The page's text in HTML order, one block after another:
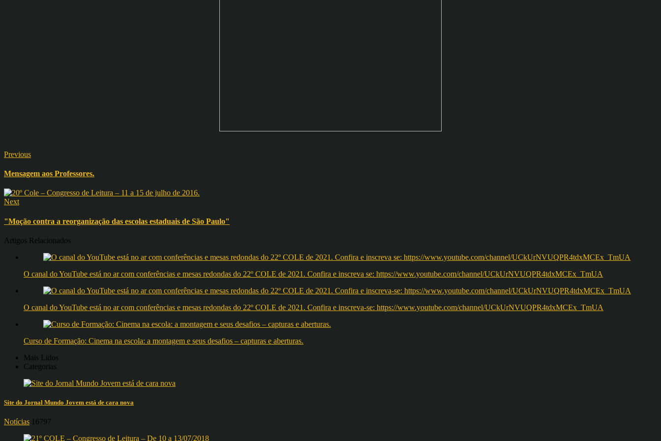
Previous
Mensagem aos Professores.
Next
"Moção contra a reorganização das escolas estaduais de São Paulo"
Artigos Relacionados
O canal do YouTube está no ar com conferências e mesas redondas do 22º COLE de 2021. Confira e inscreva se: https://www.youtube.com/channel/UCkUrNVUQPR4tdxMCEx_TmUA
O canal do YouTube está no ar com conferências e mesas redondas do 22º COLE de 2021. Confira e inscreva-se: https://www.youtube.com/channel/UCkUrNVUQPR4tdxMCEx_TmUA
Curso de Formação: Cinema na escola: a montagem e seus desafios – capturas e aberturas.
Mais Lidos
Categorias
Site do Jornal Mundo Jovem está de cara nova
Notícias 16797